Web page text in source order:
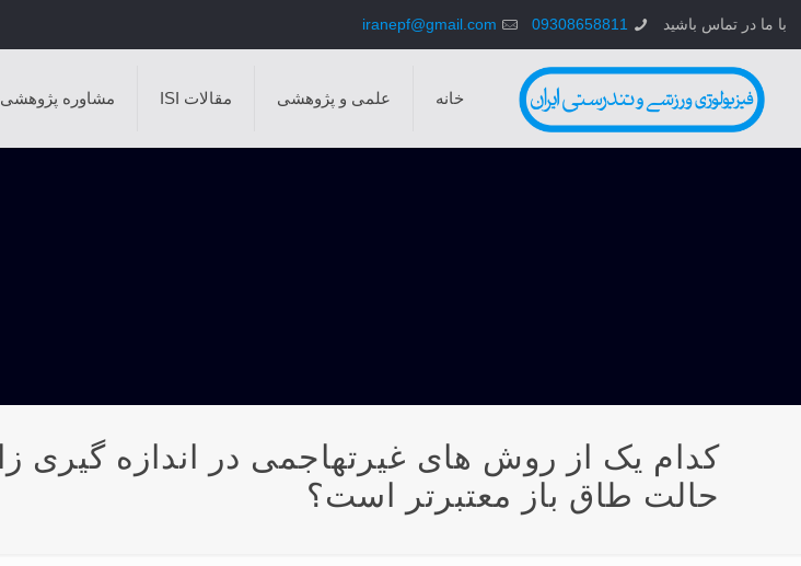
با ما در تماس باشید 09308658811
iranepf@gmail.com
خانه علمی و پژوهشی مقالات ISI مشاوره پژوهشی
حالت طاق باز معتبرتر است؟